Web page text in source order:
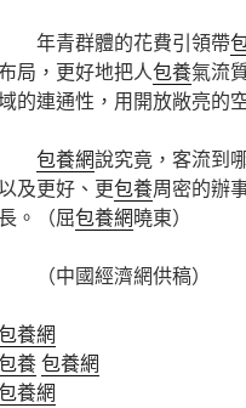
年青群體的花費引領帶
局，更好地把人包養氣流
的連通性，用開放敞亮的
包養網說究竟，客流到
及更好、更包養周密的辦
。（屈包養網曉東）
（中國經濟網供稿）
養網
養包養網
養網